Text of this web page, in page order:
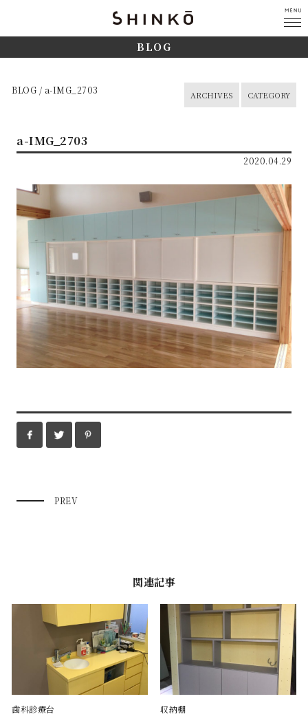
BLOG
BLOG / a-IMG_2703 CATEGORY
ARCHIVES
a-IMG_2703
2020.04.29
PREV
関連記事
歯科診療台 収納棚